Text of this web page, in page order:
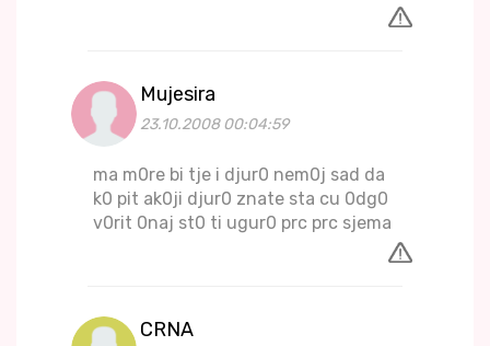
Mujesira
23.10.2008 00:04:59
ma m0re bi tje i djur0 nem0j sad da
k0 pit ak0ji djur0 znate sta cu 0dg0
v0rit 0naj st0 ti ugur0 prc prc sjema
CRNA